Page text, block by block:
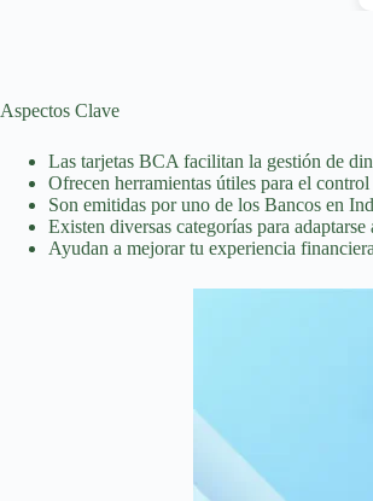
Aspectos Clave
Las tarjetas BCA facilitan la gestión de
Ofrecen herramientas útiles para el
Son emitidas por uno de los Bancos en
Existen diversas categorías para adaptarse
Ayudan a mejorar tu experiencia